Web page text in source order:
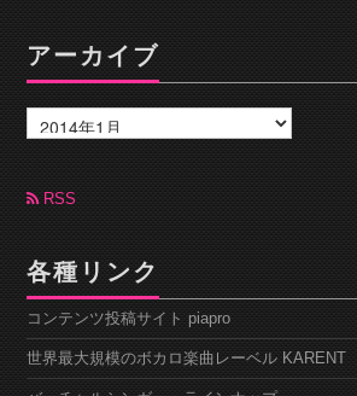
アーカイブ
ー
カ
ブ RSS
各種リンク
コンテンツ投稿サイト piapro
世界最大規模のボカロ楽曲レーベル KARENT